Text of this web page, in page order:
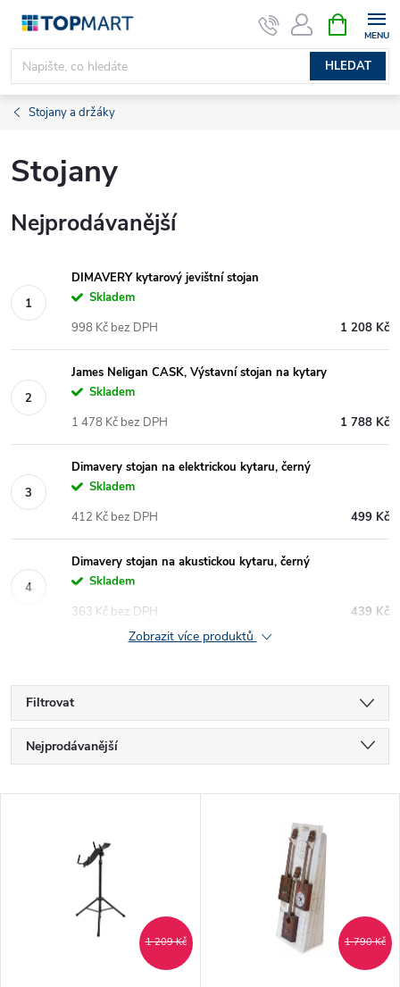
Přejít
obsah
HLEDAT
NÁKUPNÍ
KOŠÍK
Stojany a držáky
Stojany
Nejprodávanější
DIMAVERY kytarový jevištní stojan
Skladem
1 208 Kč
998 Kč bez DPH
James Neligan CASK, Výstavní stojan na kytary
Skladem
1 788 Kč
1 478 Kč bez DPH
Dimavery stojan na elektrickou kytaru, černý
Skladem
499 Kč
412 Kč bez DPH
Dimavery stojan na akustickou kytaru, černý
Skladem
439 Kč
363 Kč bez DPH
Zobrazit více produktů
Filtrovat
Ř
a
Nejprodávanější
Abecedně
1 209 Kč 1 790 Kč